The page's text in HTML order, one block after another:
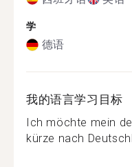
学
德语
我的语言学习目标
Ich möchte mein
kürze nach